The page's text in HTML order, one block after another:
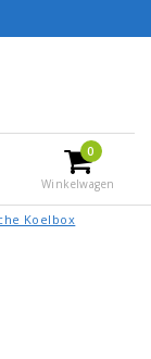
0
Winkelwagen
Koelbox